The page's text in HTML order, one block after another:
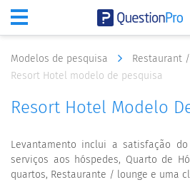
Modelos de pesquisa
Restaurant
Resort Hotel modelo de pesquisa
Resort Hotel Modelo
Levantamento inclui a satisfação
serviços aos hóspedes, Quarto de
quartos, Restaurante / lounge e uma